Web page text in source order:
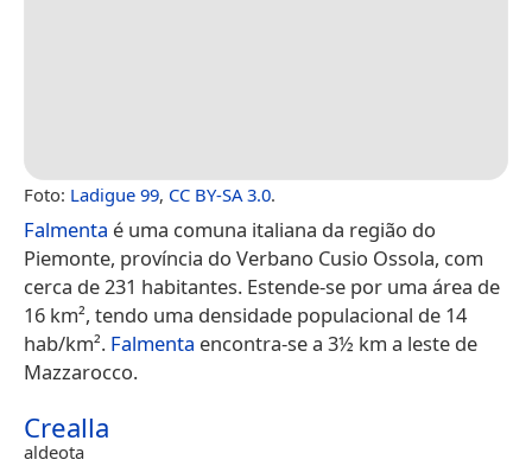
Foto: Ladigue 99, CC BY-SA 3.0.
Falmenta é uma comuna italiana da região do
Piemonte, província do Verbano Cusio Ossola, com
cerca de 231 habitantes. Estende-se por uma área de
16 km², tendo uma densidade populacional de 14
hab/km². Falmenta encontra-se a 3½ km a leste de
Mazzarocco.
Crealla
aldeota